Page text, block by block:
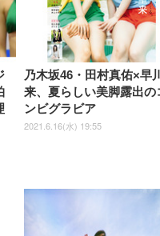
乃木坂46・田村真佑×早
来、夏らしい美脚露出の
ンビグラビア
2021.6.16(水) 19:55